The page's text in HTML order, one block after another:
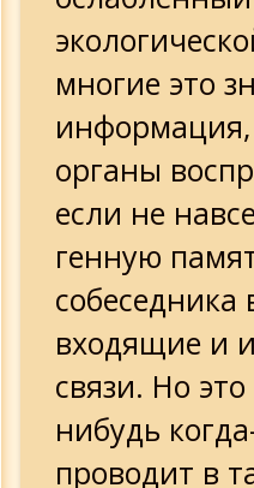
многие это
органы
если не
генную
собеседника
входящие и
связи. Но
нибудь
проводит в